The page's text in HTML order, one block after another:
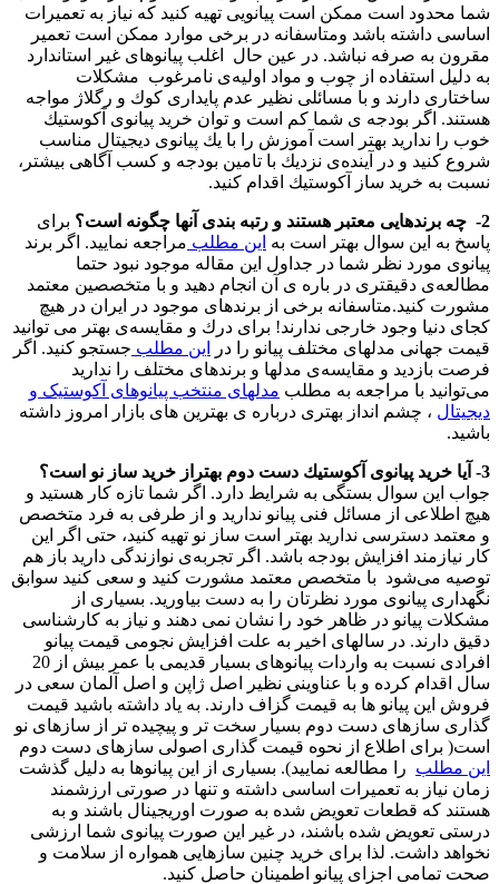
شما محدود است ممكن است پیانویی تهیه كنید كه نیاز به تعمیرات
اساسی داشته باشد ومتاسفانه در برخی موارد ممكن است تعمیر
مقرون به صرفه نباشد. در عین حال اغلب پیانوهای غیر استاندارد
به دلیل استفاده از چوب و مواد اولیه‌ی نامرغوب مشكلات
ساختاری دارند و با مسائلی نظیر عدم پایداری كوك و رگلاژ مواجه
هستند. اگر بودجه ی شما كم است و توان خرید پیانوی آكوستیك
خوب را ندارید بهتر است آموزش را با یك پیانوی دیجیتال مناسب
شروع كنید و در آیند‌ه‌ی نزدیك با تامین بودجه و كسب آگاهی بیشتر،
نسبت به خرید ساز آكوستیك اقدام كنید.
2- چه برندهایی معتبر هستند و رتبه بندی آنها چگونه است؟
برای
پاسخ به این سوال بهتر است به این مطلب مراجعه نمایید. اگر برند
پیانوی مورد نظر شما در جداول این مقاله موجود نبود حتما
مطالعه‌ی دقیقتری در باره ی آن انجام دهید و با متخصصین معتمد
مشورت كنید.متاسفانه برخی از برندهای موجود در ایران در هیچ
كجای دنیا وجود خارجی ندارند! برای درك و مقایسه‌ی بهتر می توانید
قیمت جهانی مدلهای مختلف پیانو را در
این مطلب جستجو كنید. اگر
فرصت بازدید و مقایسه‌ی مدلها و برندهای مختلف را ندارید
می‌توانید با مراجعه به مطلب مدلهای منتخب پیانوهای آکوستیک و
دیجیتال ، چشم انداز بهتری در‌باره ی بهترین های بازار امروز داشته
باشید.
3- آیا خرید پیانوی آكوستیك دست دوم بهتراز خرید ساز نو است؟
جواب این سوال بستگی به شرایط دارد. اگر شما تازه كار هستید و
هیچ اطلاعی از مسائل فنی پیانو ندارید و از طرفی به فرد متخصص
و معتمد دسترسی ندارید بهتر است ساز نو تهیه كنید، حتی اگر این
كار نیازمند افزایش بودجه باشد. اگر تجربه‌ی نوازندگی دارید باز هم
توصیه می‌شود با متخصص معتمد مشورت كنید و سعی كنید سوابق
نگهداری پیانوی مورد نظرتان را به دست بیاورید. بسیاری از
مشكلات پیانو در ظاهر خود را نشان نمی دهند و نیاز به كارشناسی
دقیق دارند. در سالهای اخیر به علت افزایش نجومی قیمت پیانو
افرادی نسبت به واردات پیانوهای بسیار قدیمی با عمر بیش از 20
سال اقدام كرده و با عناوینی نظیر اصل ژاپن و اصل آلمان سعی در
فروش این پیانو ها به قیمت گزاف دارند. به یاد داشته باشید قیمت
گذاری سازهای دست دوم بسیار سخت تر و پیچیده تر از سازهای نو
است( برای اطلاع از نحوه قیمت گذاری اصولی سازهای دست دوم
این مطلب را مطالعه نمایید). بسیاری از این پیانوها به دلیل گذشت
زمان نیاز به تعمیرات اساسی داشته و تنها در صورتی ارزشمند
هستند كه قطعات تعویض شده به صورت اوریجینال باشند و به
درستی تعویض شده باشند، در غیر این صورت پیانوی شما ارزشی
نخواهد داشت. لذا برای خرید چنین سازهایی همواره از سلامت و
صحت تمامی اجزای پیانو اطمینان حاصل كنید.